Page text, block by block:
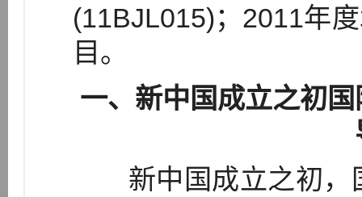
(11BJL015)；2011年
目。
一、新中国成立之初
新中国成立之初，